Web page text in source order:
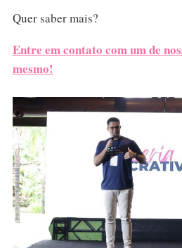
Quer saber mais?
Entre em contato com um de
mesmo!